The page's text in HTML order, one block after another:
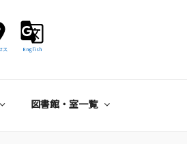
ス English
図書館・室一覧